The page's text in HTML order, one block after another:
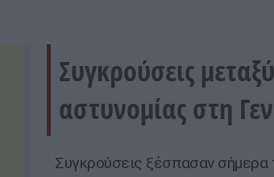
Συγκρούσεις
αστυνομίας στη
Συγκρούσεις ξέσπασαν